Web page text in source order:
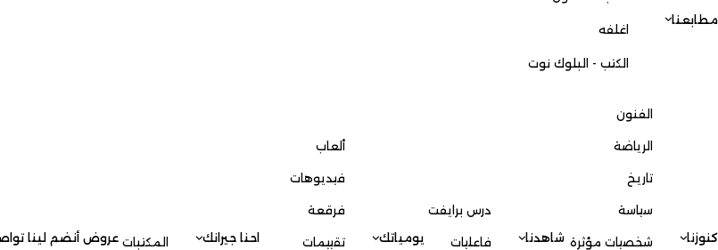
مطابعنا
اغلفه
الكتب - البلوك نوت
كنوزنا
الفنون
الرياضة
تاريخ
سياسة
شخصيات مؤثرة شاهدنا
درس برايفت
فاعليات يومياتك
ألعاب
فيديوهات
فرقعة
تقييمات احنا جيرانك المكتبات عروض أنضم لينا